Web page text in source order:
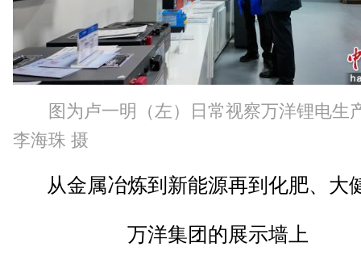
图为卢一明（左）日常视察万洋锂电生
李海珠 摄
从金属冶炼到新能源再到化肥、大
万洋集团的展示墙上